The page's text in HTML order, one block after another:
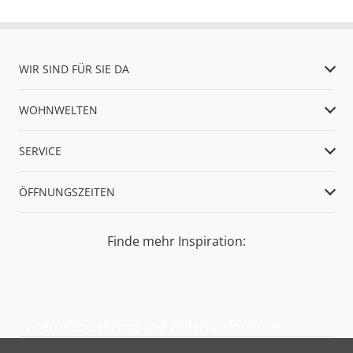
WIR SIND FÜR SIE DA
WOHNWELTEN
SERVICE
ÖFFNUNGSZEITEN
Finde mehr Inspiration: